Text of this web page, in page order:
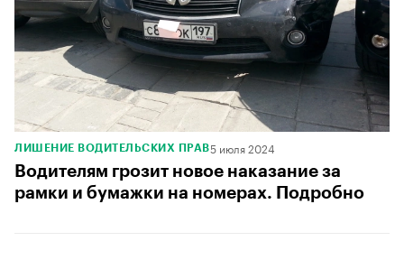
ЛИШЕНИЕ ВОДИТЕЛЬСКИХ ПРАВ5 июля 2024
Водителям грозит новое наказание за
рамки и бумажки на номерах. Подробно